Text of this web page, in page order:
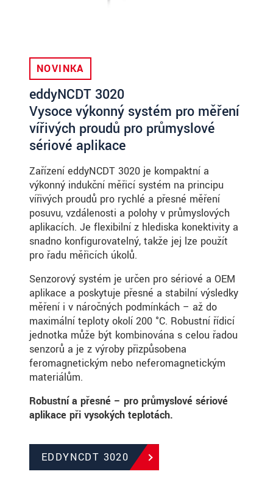
NOVINKA
eddyNCDT 3020
Vysoce výkonný systém pro měření
vířivých proudů pro průmyslové
sériové aplikace
Zařízení eddyNCDT 3020 je kompaktní a
výkonný indukční měřicí systém na principu
vířivých proudů pro rychlé a přesné měření
posuvu, vzdálenosti a polohy v průmyslových
aplikacích. Je flexibilní z hlediska konektivity a
snadno konfigurovatelný, takže jej lze použít
pro řadu měřicích úkolů.
Senzorový systém je určen pro sériové a OEM
aplikace a poskytuje přesné a stabilní výsledky
měření i v náročných podmínkách – až do
maximální teploty okolí 200 °C. Robustní řídicí
jednotka může být kombinována s celou řadou
senzorů a je z výroby přizpůsobena
feromagnetickým nebo neferomagnetickým
materiálům.
Robustní a přesné – pro průmyslové sériové
aplikace při vysokých teplotách.
EDDYNCDT 3020